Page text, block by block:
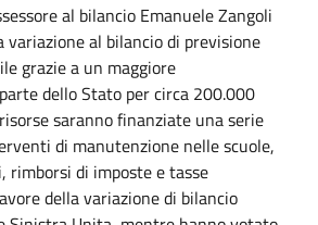
al bilancio Emanuele Zangoli
al bilancio di previsione
grazie a un maggiore
dello Stato per circa 200.000
saranno finanziate una serie
di manutenzione nelle scuole,
rimborsi di imposte e tasse
della variazione di bilancio